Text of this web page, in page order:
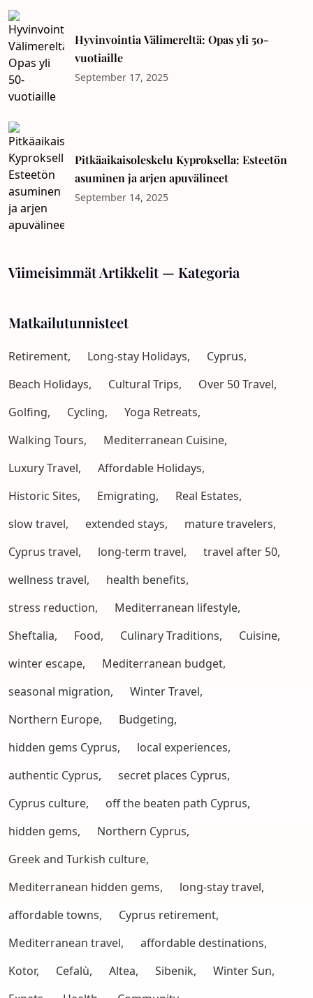
Hyvinvointia Välimereltä: Opas yli 50-
vuotiaille
September 17, 2025
Pitkäaikaisoleskelu Kyproksella: Esteetön
asuminen ja arjen apuvälineet
September 14, 2025
Viimeisimmät Artikkelit — Kategoria
Matkailutunnisteet
Retirement, Long-stay Holidays,
Cyprus,
Beach Holidays,
Cultural Trips,
Over 50 Travel,
Golfing,
Cycling,
Yoga Retreats,
Walking Tours,
Mediterranean Cuisine,
Luxury Travel,
Affordable Holidays,
Historic Sites,
Emigrating,
Real Estates,
slow travel,
extended stays,
mature travelers,
Cyprus travel,
long-term travel,
travel after 50,
wellness travel,
health benefits,
stress reduction,
Mediterranean lifestyle,
Sheftalia,
Food, Culinary Traditions,
Cuisine,
winter escape,
Mediterranean budget,
seasonal migration,
Winter Travel,
Northern Europe,
Budgeting,
hidden gems Cyprus,
local experiences,
authentic Cyprus,
secret places Cyprus,
Cyprus culture,
off the beaten path Cyprus,
hidden gems,
Northern Cyprus,
Greek and Turkish culture,
Mediterranean hidden gems,
long-stay travel,
affordable towns,
Cyprus retirement,
Mediterranean travel,
affordable destinations,
Kotor,
Cefalù, Altea, Sibenik,
Winter Sun,